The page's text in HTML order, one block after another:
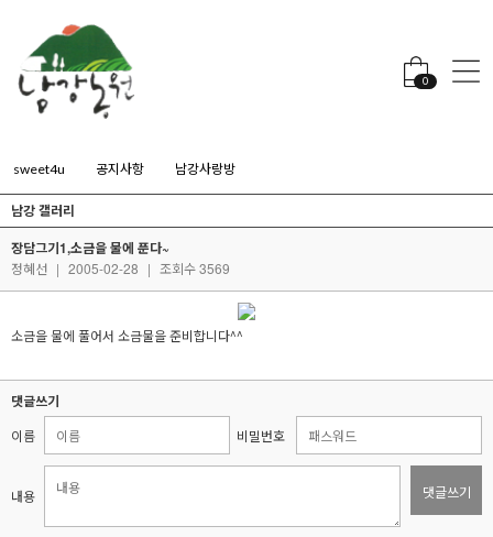
0
sweet4u 공지사항 남강사랑방
남강 갤러리
장담그기1,소금을 물에 푼다~
정혜선 | 2005-02-28 | 조회수 3569
소금을 물에 풀어서 소금물을 준비합니다^^
댓글쓰기
이름 비밀번호
내용 댓글쓰기